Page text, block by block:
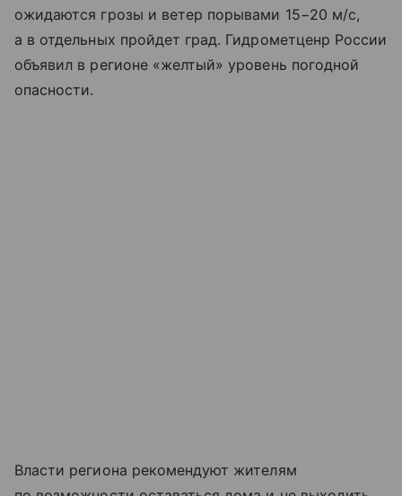
ожидаются грозы и ветер порывами 15−20 м/с,
а в отдельных пройдет град. Гидрометценр России
объявил в регионе «желтый» уровень погодной
опасности.
Власти региона рекомендуют жителям